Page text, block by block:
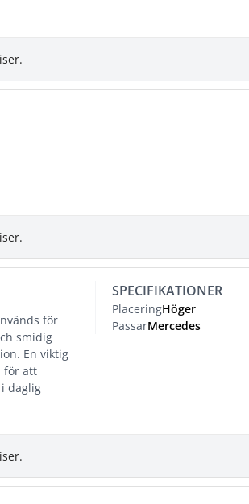
för
smidig
En viktig
för att
daglig
SPECIFIKATIONER
PlaceringHöger
PassarMercedes